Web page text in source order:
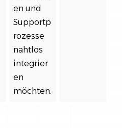
en und
Supportp
rozesse
nahtlos
integrier
en
möchten.